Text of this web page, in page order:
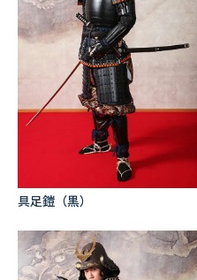
具足鎧（黒）